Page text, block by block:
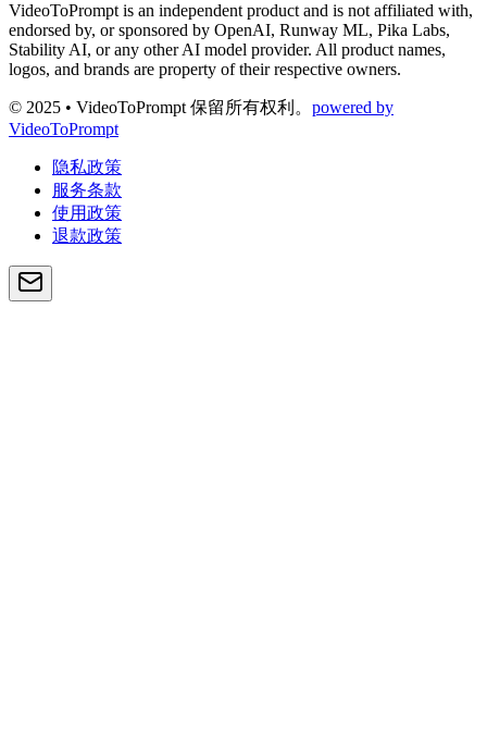
VideoToPrompt is an independent product and is not affiliated with,
endorsed by, or sponsored by OpenAI, Runway ML, Pika Labs,
Stability AI, or any other AI model provider. All product names,
logos, and brands are property of their respective owners.
© 2025 • VideoToPrompt 保留所有权利。 powered by
VideoToPrompt
隐私政策
服务条款
使用政策
退款政策